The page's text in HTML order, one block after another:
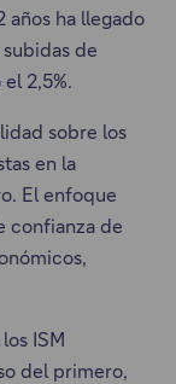
años ha llegado
de
2,5%.
sobre los
en la
El enfoque
confianza de
ISM
del primero,